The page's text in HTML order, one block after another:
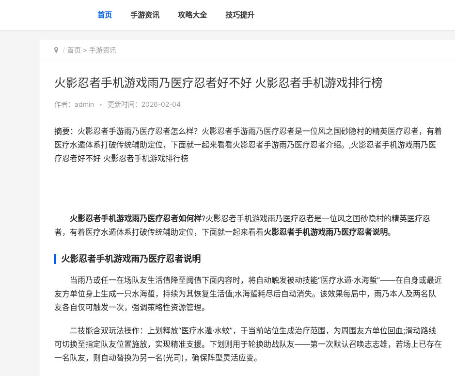
首页 手游资讯 攻略大全 技巧提升
首页 > 手游资讯
火影忍者手机游戏雨乃医疗忍者好不好 火影忍者手机游戏排行榜
作者： admin • 更新时间：2026-02-04
摘要：火影忍者手游雨乃医疗忍者怎么样？火影忍者手游雨乃医疗忍者是一位风之国砂隐村的精英医疗忍者，有着
医疗水遁体系打破传统辅助定位，下面就一起来看看火影忍者手游雨乃医疗忍者介绍。,火影忍者手机游戏雨乃医
疗忍者好不好 火影忍者手机游戏排行榜
火影忍者手机游戏雨乃医疗忍者如何样?火影忍者手机游戏雨乃医疗忍者是一位风之国砂隐村的精英医疗忍
者，有着医疗水遁体系打破传统辅助定位，下面就一起来看看火影忍者手机游戏雨乃医疗忍者说明。
火影忍者手机游戏雨乃医疗忍者说明
当雨乃或任一在场队友生活值降至阈值下面内容时，将自动触发被动技能“医疗水遁·水海蜇”——在自身或最近
友方单位身上生成一只水海蜇，持续为其恢复生活值;水海蜇耗尽后自动消失。该效果每局中，雨乃本人及两名队
友各自仅可触发一次，强调策略性资源管理。
二技能含双玩法操作：上划释放“医疗水遁·水蚊”，于当前站位生成治疗范围，为周围友方单位回血;滑动路线
可切换至指定队友位置施放，实现精准支援。下划则用于轮换助战队友——第一次默认召唤志志雄，若场上已存在
一名队友，则自动替换为另一名(光司)，确保阵型灵活应变。